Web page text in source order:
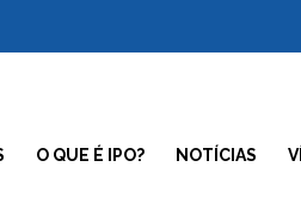
O QUE É IPO? NOTÍCIAS